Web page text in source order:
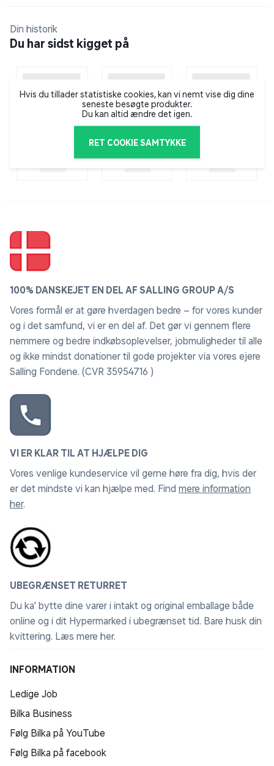
Din historik
Du har sidst kigget på
Hvis du tillader statistiske cookies, kan vi nemt vise dig dine
seneste besøgte produkter.
Du kan altid ændre det igen.
RET COOKIE SAMTYKKE
100% DANSKEJET EN DEL AF SALLING GROUP A/S
Vores formål er at gøre hverdagen bedre – for vores kunder
og i det samfund, vi er en del af. Det gør vi gennem flere
nemmere og bedre indkøbsoplevelser, jobmuligheder til alle
og ikke mindst donationer til gode projekter via vores ejere
Salling Fondene. (CVR 35954716 )
VI ER KLAR TIL AT HJÆLPE DIG
Vores venlige kundeservice vil gerne høre fra dig, hvis der
er det mindste vi kan hjælpe med. Find mere information
her.
UBEGRÆNSET RETURRET
Du ka' bytte dine varer i intakt og original emballage både
online og i dit Hypermarked i ubegrænset tid. Bare husk din
kvittering. Læs mere her.
INFORMATION
Ledige Job
Bilka Business
Følg Bilka på YouTube
Følg Bilka på facebook